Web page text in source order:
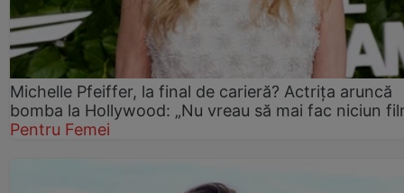
Michelle Pfeiffer, la final de carieră? Actrița aruncă
bomba la Hollywood: „Nu vreau să mai fac niciun
Pentru Femei